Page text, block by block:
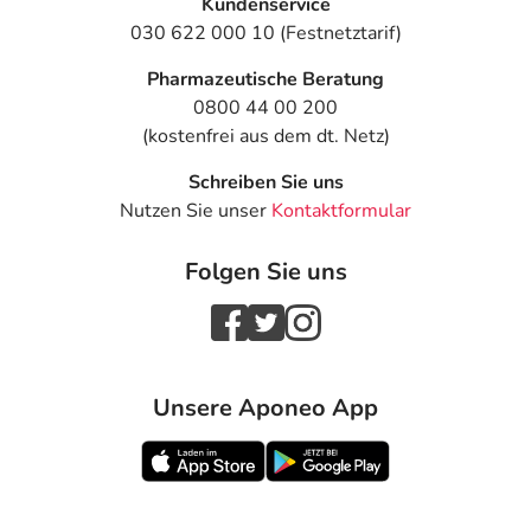
030 622 000 10 (Festnetztarif)
Pharmazeutische Beratung
0800 44 00 200
(kostenfrei aus dem dt. Netz)
Schreiben Sie uns
Nutzen Sie unser Kontaktformular
Folgen Sie uns
Unsere Aponeo App